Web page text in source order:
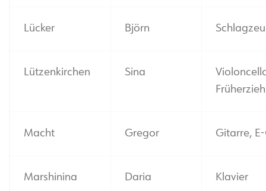
Lücker Björn
Lützenkirchen Sina
Macht Gregor Gitarre,
Marshinina Daria Klavier